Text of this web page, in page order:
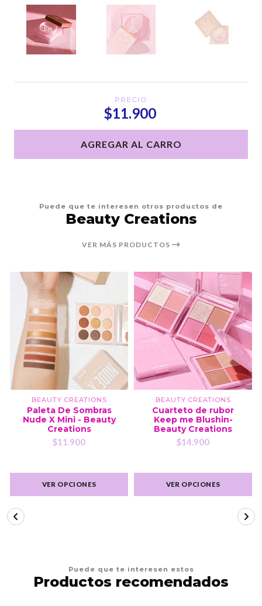
PRECIO
$11.900
AGREGAR AL CARRO
Puede que te interesen otros productos de
Beauty Creations
VER MÁS PRODUCTOS
BEAUTY CREATIONS
Paleta De Sombras
Nude X Mini - Beauty
Creations
$11.900
VER OPCIONES
BEAUTY CREATIONS
Cuarteto de rubor
Keep me Blushin-
Beauty Creations
$14.900
VER OPCIONES
Puede que te interesen estos
Productos recomendados